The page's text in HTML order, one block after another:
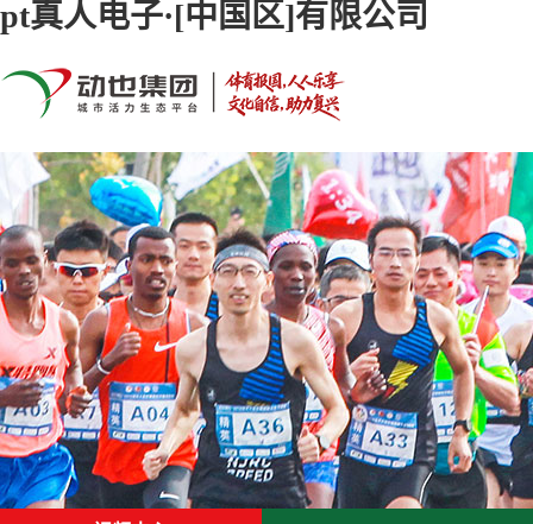
pt真人电子·[中国区]有限公司
首页 关于pt真人电子·[中国区]有限公司
联系pt真人电子·[中国区]有限公司